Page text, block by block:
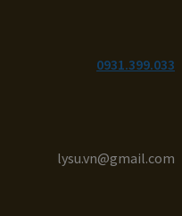
0931.399.033
lysu.vn@gmail.com